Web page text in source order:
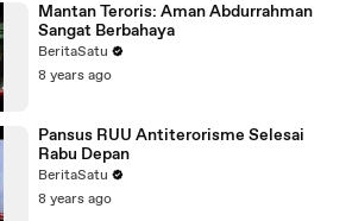
Mantan Teroris: Aman Abdurrahman
Sangat Berbahaya
BeritaSatu
8 years ago
Pansus RUU Antiterorisme Selesai
Rabu Depan
BeritaSatu
8 years ago